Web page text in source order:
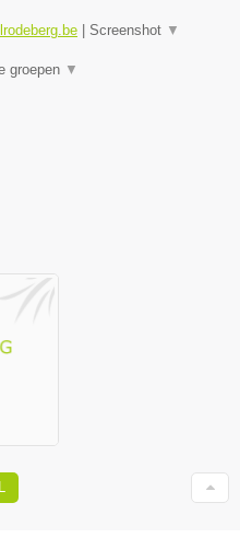
| Screenshot ▼
groepen ▼